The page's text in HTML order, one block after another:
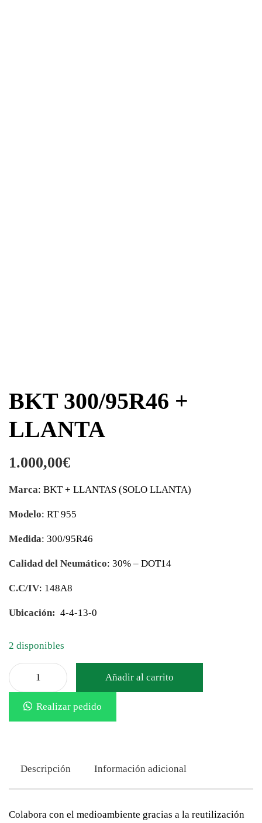
BKT 300/95R46 +
LLANTA
1.000,00€
Marca: BKT + LLANTAS (SOLO LLANTA)
Modelo: RT 955
Medida: 300/95R46
Calidad del Neumático: 30% – DOT14
C.C/IV: 148A8
Ubicación: 4-4-13-0
2 disponibles
Añadir al carrito
Realizar pedido
Descripción Información adicional
Colabora con el medioambiente gracias a la reutilización